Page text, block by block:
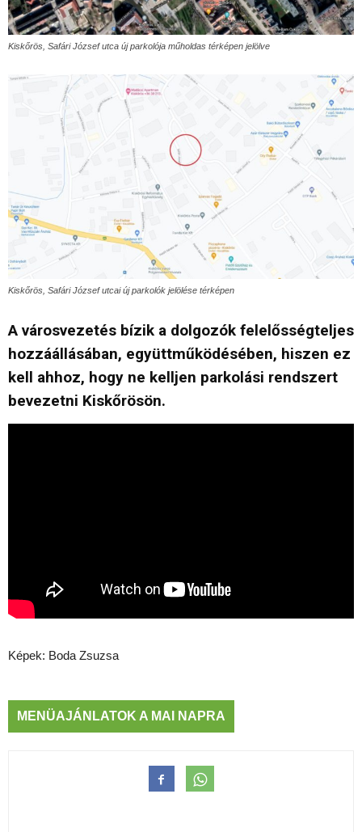
Kiskőrös, Safári József utca új parkolója műholdas térképen jelölve
Kiskőrös, Safári József utcai új parkolók jelölése térképen
A városvezetés bízik a dolgozók felelősségteljes
hozzáállásában, együttműködésében, hiszen ez
kell ahhoz, hogy ne kelljen parkolási rendszert
bevezetni Kiskőrösön.
Képek: Boda Zsuzsa
MENÜAJÁNLATOK A MAI NAPRA